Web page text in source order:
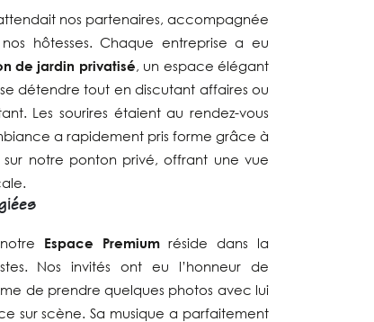
nos partenaires, accompagnée
hôtesses. Chaque entreprise a eu
de jardin privatisé, un espace élégant
détendre tout en discutant affaires ou
Les sourires étaient au rendez-vous
a rapidement pris forme grâce à
notre ponton privé, offrant une vue
Espace Premiumréside dans la
Nos invités ont eu l’honneur de
de prendre quelques photos avec lui
sur scène. Sa musique a parfaitement